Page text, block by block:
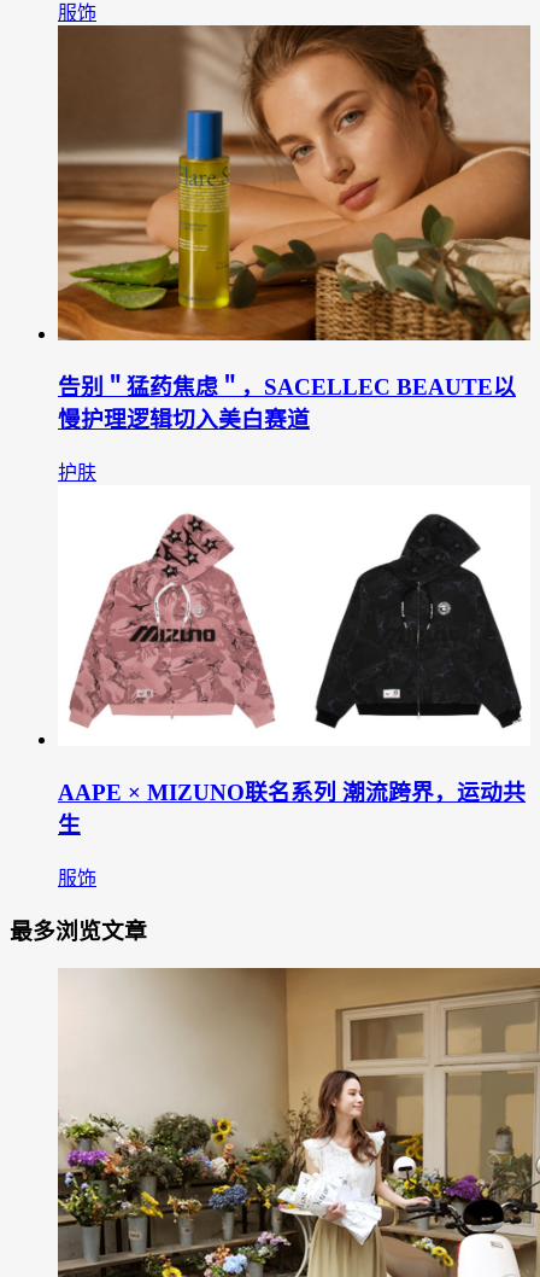
服饰
告别＂猛药焦虑＂，SACELLEC BEAUTE以
慢护理逻辑切入美白赛道
护肤
AAPE × MIZUNO联名系列 潮流跨界，运动共
生
服饰
最多浏览文章